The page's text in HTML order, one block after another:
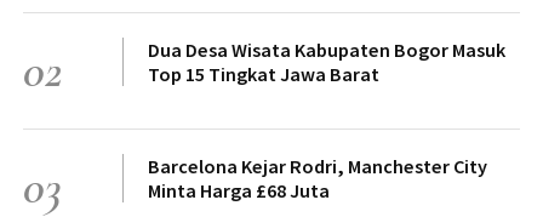
02
Dua Desa Wisata Kabupaten Bogor Masuk
Top 15 Tingkat Jawa Barat
03
Barcelona Kejar Rodri, Manchester City
Minta Harga £68 Juta